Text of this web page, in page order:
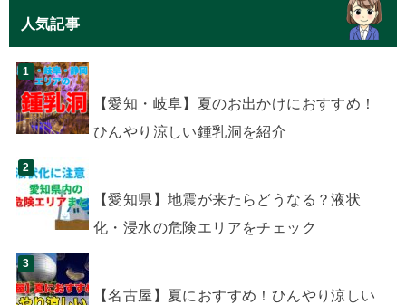
人気記事
【愛知・岐阜】夏のお出かけにおすすめ！
ひんやり涼しい鍾乳洞を紹介
【愛知県】地震が来たらどうなる？液状
化・浸水の危険エリアをチェック
【名古屋】夏におすすめ！ひんやり涼しい